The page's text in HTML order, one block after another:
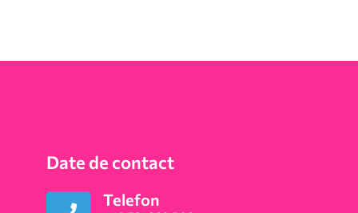
Date de contact
Telefon